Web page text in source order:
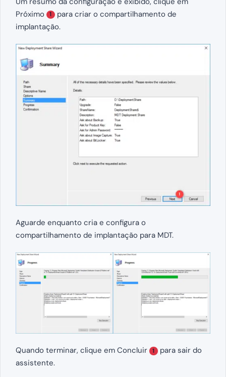
Próximo
1 para criar o compartilhamento de
implantação.
Aguarde enquanto cria e configura o
compartilhamento de implantação para MDT.
Quando terminar, clique em Concluir 1 para sair do
assistente.